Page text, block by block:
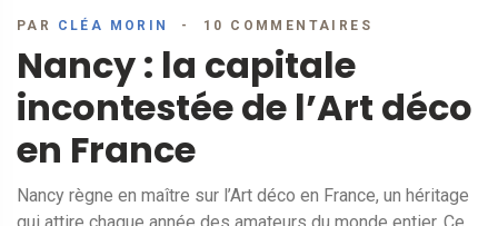
PAR CLÉA MORIN 10 COMMENTAIRES
Nancy : la capitale
incontestée de l’Art déco
en France
Nancy règne en maître sur l’Art déco en France, un héritage